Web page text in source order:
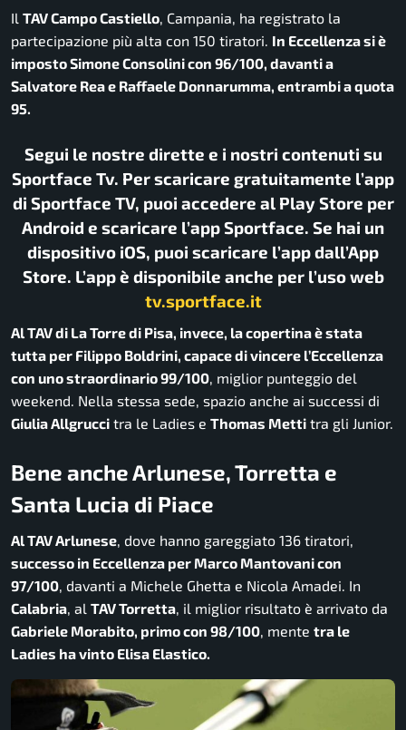
Il TAV Campo Castiello , Campania, ha registrato la
partecipazione più alta con 150 tiratori. In Eccellenza si è
imposto Simone Consolini con 96/100, davanti a
Salvatore Rea e Raffaele Donnarumma, entrambi a quota
95.
Segui le nostre dirette e i nostri contenuti su
Sportface Tv. Per scaricare gratuitamente l’app
di Sportface TV, puoi accedere al Play Store per
Android e scaricare l’app Sportface. Se hai un
dispositivo iOS, puoi scaricare l’app dall’App
Store. L’app è disponibile anche per l’uso web
tv.sportface.it
Al TAV di La Torre di Pisa, invece, la copertina è stata
tutta per Filippo Boldrini, capace di vincere l’Eccellenza
con uno straordinario 99/100, miglior punteggio del
weekend. Nella stessa sede, spazio anche ai successi di
Giulia Allgrucci tra le Ladies e Thomas Metti tra gli Junior.
Bene anche Arlunese, Torretta e
Santa Lucia di Piace
Al TAV Arlunese, dove hanno gareggiato 136 tiratori,
successo in Eccellenza per Marco Mantovani con
97/100, davanti a Michele Ghetta e Nicola Amadei. In
Calabria, al TAV Torretta, il miglior risultato è arrivato da
Gabriele Morabito, primo con 98/100, mente tra le
Ladies ha vinto Elisa Elastico.